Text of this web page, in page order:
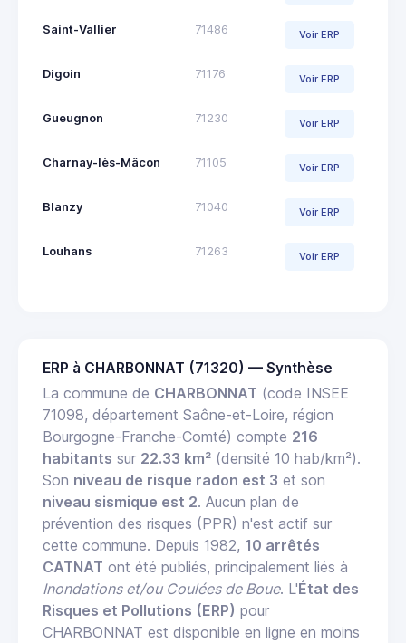
Saint-Vallier 71486 Voir ERP
Digoin 71176 Voir ERP
Gueugnon 71230 Voir ERP
Charnay-lès-Mâcon 71105 Voir ERP
Blanzy 71040 Voir ERP
Louhans 71263 Voir ERP
ERP à CHARBONNAT (71320) — Synthèse
La commune de CHARBONNAT (code INSEE
71098, département Saône-et-Loire, région
Bourgogne-Franche-Comté) compte 216
habitants sur 22.33 km² (densité 10 hab/km²).
Son niveau de risque radon est 3 et son
niveau sismique est 2. Aucun plan de
prévention des risques (PPR) n'est actif sur
cette commune. Depuis 1982, 10 arrêtés
CATNAT ont été publiés, principalement liés à
Inondations et/ou Coulées de Boue. L'État des
Risques et Pollutions (ERP) pour
CHARBONNAT est disponible en ligne en moins